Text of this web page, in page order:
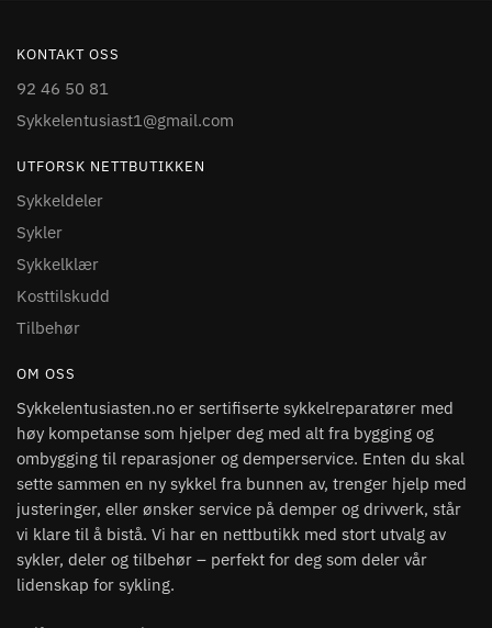
KONTAKT OSS
92 46 50 81
Sykkelentusiast1@gmail.com
UTFORSK NETTBUTIKKEN
Sykkeldeler
Sykler
Sykkelklær
Kosttilskudd
Tilbehør
OM OSS
Sykkelentusiasten.no er sertifiserte sykkelreparatører med
høy kompetanse som hjelper deg med alt fra bygging og
ombygging til reparasjoner og demperservice. Enten du skal
sette sammen en ny sykkel fra bunnen av, trenger hjelp med
justeringer, eller ønsker service på demper og drivverk, står
vi klare til å bistå. Vi har en nettbutikk med stort utvalg av
sykler, deler og tilbehør – perfekt for deg som deler vår
lidenskap for sykling.